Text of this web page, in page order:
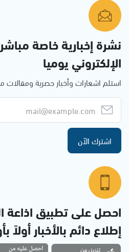
نشرة إخبارية خاصة
الإلكتروني يوميا
استلم اشعارات وأخبار حصرية
اشترك الآن
احصل على تطبيق
إطلاع دائم بالأخبار أولاً